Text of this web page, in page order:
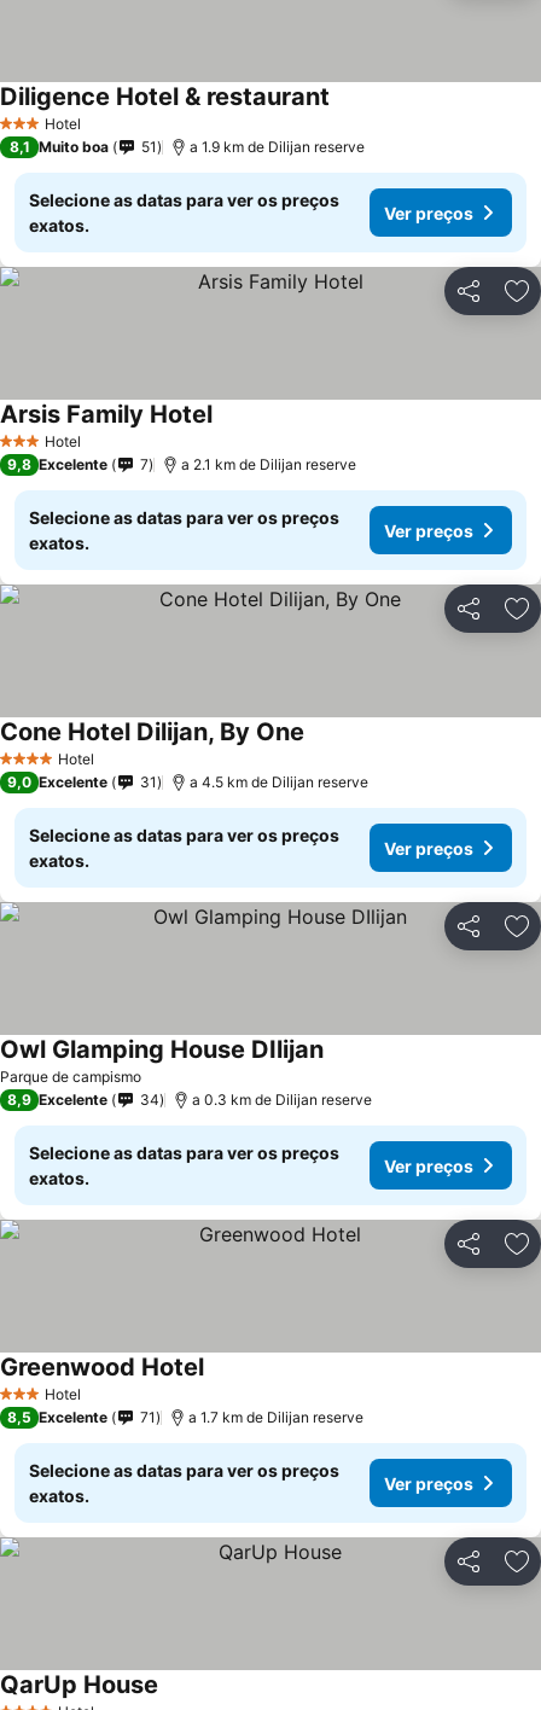
3 EstrelasHotel
Diligence Hotel & restaurant
8,1 Muito boa 51 a 1.9 km de Dilijan reserve
Selecione as datas para ver os preços
exatos.
Ver preços
Partilhar
3 EstrelasHotel
Arsis Family HotelVer preços
9,8 Excelente 7 a 2.1 km de Dilijan reserve
Selecione as datas para ver os preços
exatos.
Ver preços
Partilhar
4 EstrelasHotel
Cone Hotel Dilijan, By One
9,0 Excelente 31 a 4.5 km de Dilijan reserve
Selecione as datas para ver os preços
exatos.
Ver preços
Partilhar
Parque de campismo
Owl Glamping House DIlijanVer preços
8,9 Excelente 34 a 0.3 km de Dilijan reserve
Selecione as datas para ver os preços
exatos.
Ver preços
Partilhar
3 EstrelasHotel
Greenwood HotelVer preços
8,5 Excelente 71 a 1.7 km de Dilijan reserve
Selecione as datas para ver os preços
exatos.
Ver preços
Partilhar
QarUp House